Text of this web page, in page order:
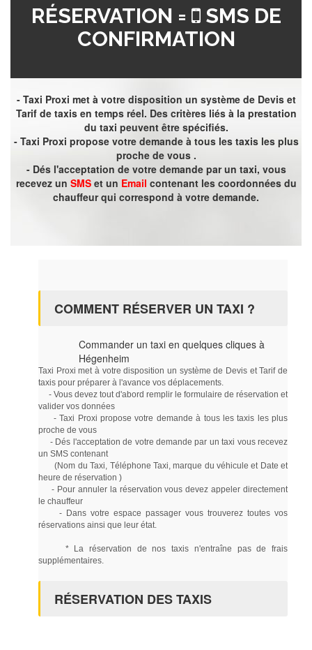
RÉSERVATION =
SMS DE
CONFIRMATION
- Taxi Proxi met à votre disposition un système de Devis et
Tarif de taxis en temps réel. Des critères liés à la prestation
du taxi peuvent être spécifiés.
- Taxi Proxi propose votre demande à tous les taxis les plus
proche de vous .
- Dés l'acceptation de votre demande par un taxi, vous
recevez un SMSet un Email contenant les coordonnées du
chauffeur qui correspond à votre demande.
COMMENT RÉSERVER UN TAXI ?
Commander un taxi en quelques cliques à
Hégenheim
Taxi Proxi met à votre disposition un système de Devis et Tarif de
taxis pour préparer à l'avance vos déplacements.
- Vous devez tout d'abord remplir le formulaire de réservation et
valider vos données
- Taxi Proxi propose votre demande à tous les taxis les plus
proche de vous
- Dés l'acceptation de votre demande par un taxi vous recevez
un SMS contenant
(Nom du Taxi, Téléphone Taxi, marque du véhicule et Date et
heure de réservation )
- Pour annuler la réservation vous devez appeler directement
le chauffeur
- Dans votre espace passager vous trouverez toutes vos
réservations ainsi que leur état.
* La réservation de nos taxis n'entraîne pas de frais
supplémentaires.
RÉSERVATION DES TAXIS